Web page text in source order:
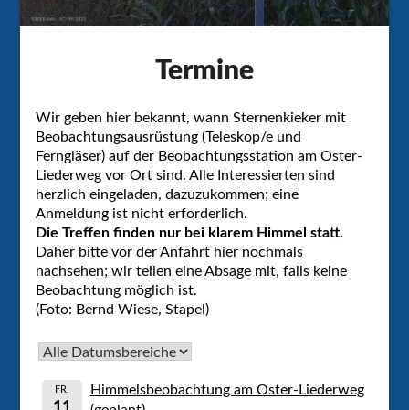
Termine
Wir geben hier bekannt, wann Sternenkieker mit
Beobachtungsausrüstung (Teleskop/e und
Ferngläser) auf der Beobachtungsstation am Oster-
Liederweg vor Ort sind. Alle Interessierten sind
herzlich eingeladen, dazuzukommen; eine
Anmeldung ist nicht erforderlich.
Die Treffen finden nur bei klarem Himmel statt.
Daher bitte vor der Anfahrt hier nochmals
nachsehen; wir teilen eine Absage mit, falls keine
Beobachtung möglich ist.
(Foto: Bernd Wiese, Stapel)
FR.
Himmelsbeobachtung am Oster-Liederweg